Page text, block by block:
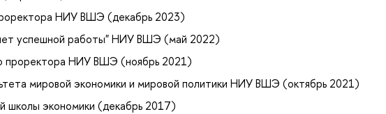
НИУ ВШЭ (декабрь 2023)
успешной работы" НИУ ВШЭ (май 2022)
проректора НИУ ВШЭ (ноябрь 2021)
мировой экономики и мировой политики НИУ ВШЭ (октябрь 2021)
школы экономики (декабрь 2017)